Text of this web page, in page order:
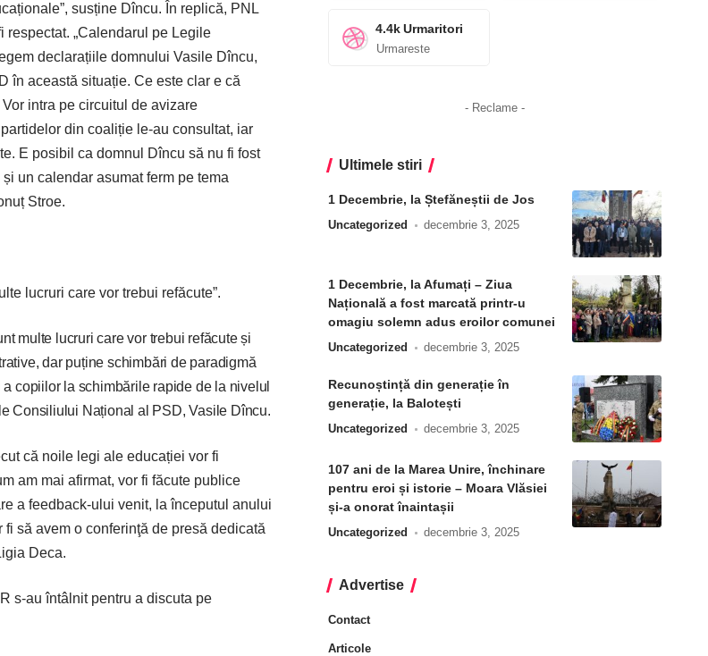
susține Dîncu. În replică, PNL
„Calendarul pe Legile
declarațiile domnului Vasile Dîncu,
în această situație. Ce este clar e că
intra pe circuitul de avizare
din coaliție le-au consultat, iar
E posibil ca domnul Dîncu să nu fi fost
un calendar asumat ferm pe tema
Stroe.
lucruri care vor trebui refăcute”.
multe lucruri care vor trebui refăcute și
dar puține schimbări de paradigmă
copiilor la schimbările rapide de la nivelul
Consiliului Național al PSD, Vasile Dîncu.
că noile legi ale educației vor fi
am mai afirmat, vor fi făcute publice
a feedback-ului venit, la începutul anului
să avem o conferinţă de presă dedicată
Deca.
s-au întâlnit pentru a discuta pe
4.4k Urmaritori
Urmareste
- Reclame -
Ultimele stiri
1 Decembrie, la Ștefăneștii de Jos
Uncategorized decembrie 3, 2025
1 Decembrie, la Afumați – Ziua
Națională a fost marcată printr-u
omagiu solemn adus eroilor comunei
Uncategorized decembrie 3, 2025
Recunoștință din generație în
generație, la Balotești
Uncategorized decembrie 3, 2025
107 ani de la Marea Unire, închinare
pentru eroi și istorie – Moara Vlăsiei
și-a onorat înaintașii
Uncategorized decembrie 3, 2025
Advertise
Contact
Articole